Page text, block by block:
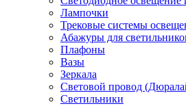
Лампочки
Трековые системы
Абажуры для
Плафоны
Вазы
Зеркала
Световой провод
Светильники